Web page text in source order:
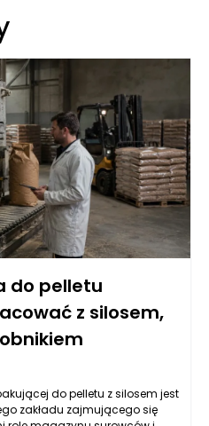
do pelletu
z silosem,
do pelletu z silosem jest
zakładu zajmującego się